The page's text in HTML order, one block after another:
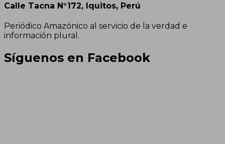
Calle Tacna N°172, Iquitos, Perú
Periódico Amazónico al servicio de la verdad e
información plural.
Síguenos en Facebook